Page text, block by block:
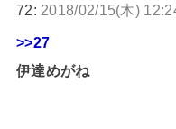
72: 2018/02/15(木)
>>27
伊達めがね